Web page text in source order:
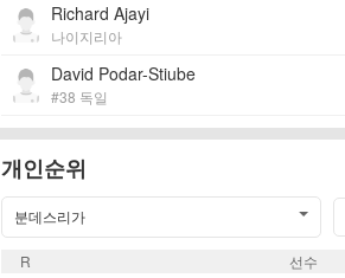
Richard Ajayi
나이지리아
David Podar-Stiube
#38 독일
개인순위
분데스리가
R 선수